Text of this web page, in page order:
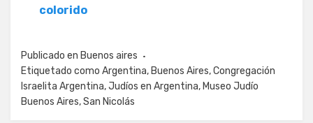
colorido
Publicado en Buenos aires
Etiquetado como Argentina, Buenos Aires,Congregación
Israelita Argentina,Judíos en Argentina, Museo Judío
Buenos Aires,San Nicolás